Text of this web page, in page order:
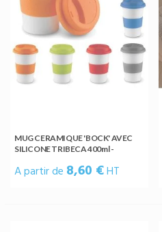
MUG CERAMIQUE 'BOCK' AVEC
SILICONE TRIBECA 400ml -
A partir de 8,60 €HT